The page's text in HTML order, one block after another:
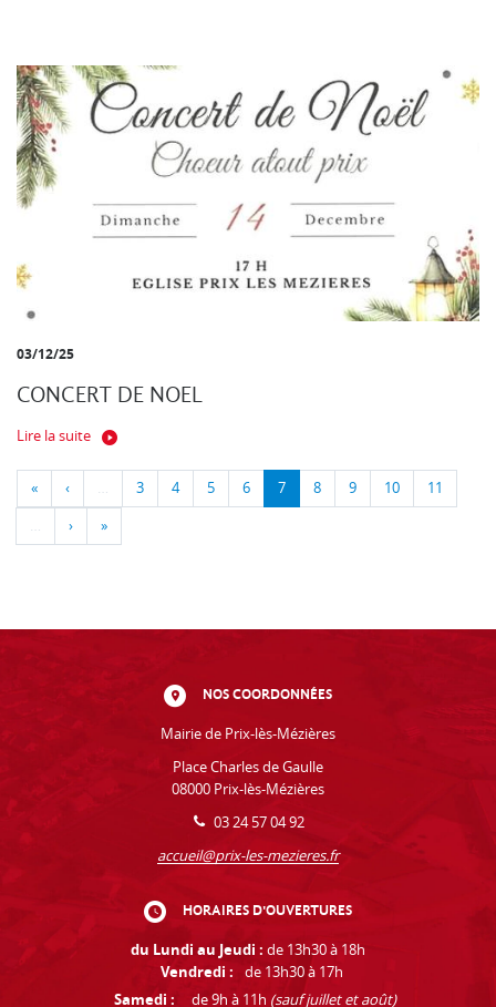
03/12/25
CONCERT DE NOEL
Lire la suite
« ‹ … 3 4 5 6 7 8 9 10 11
… › »
NOS COORDONNÉES
Mairie de Prix-lès-Mézières
Place Charles de Gaulle
08000 Prix-lès-Mézières
03 24 57 04 92
accueil@prix-les-mezieres.fr
HORAIRES D'OUVERTURES
du Lundi au Jeudi : de 13h30 à 18h
Vendredi :
de 13h30 à 17h
Samedi :
de 9h à 11h (sauf juillet et août)